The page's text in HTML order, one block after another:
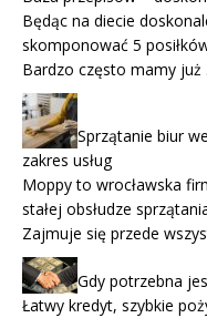
Będąc na diecie
skomponować 5
Bardzo często mamy już
Sprzątanie biur
zakres usług
Moppy to wrocławska
stałej obsłudze
Zajmuje się przede
Gdy potrzebna
Łatwy kredyt, szybkie